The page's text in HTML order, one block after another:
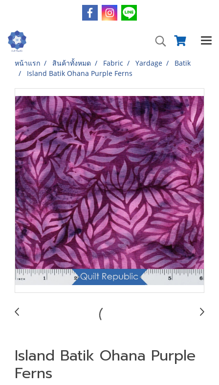
หน้าแรก สินค้าทั้งหมด Fabric Yardage
Batik
Island Batik Ohana Purple Ferns
Island Batik Ohana Purple
Ferns